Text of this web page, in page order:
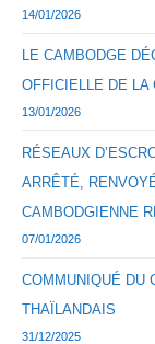
14/01/2026
LE CAMBODGE
OFFICIELLE DE LA
13/01/2026
RÉSEAUX
ARRÊTÉ,
CAMBODGIENNE
07/01/2026
COMMUNIQUÉ DU
THAÏLANDAIS
31/12/2025